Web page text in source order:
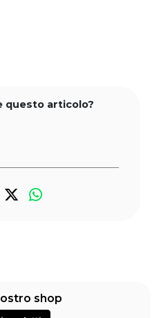
questo articolo?
shop